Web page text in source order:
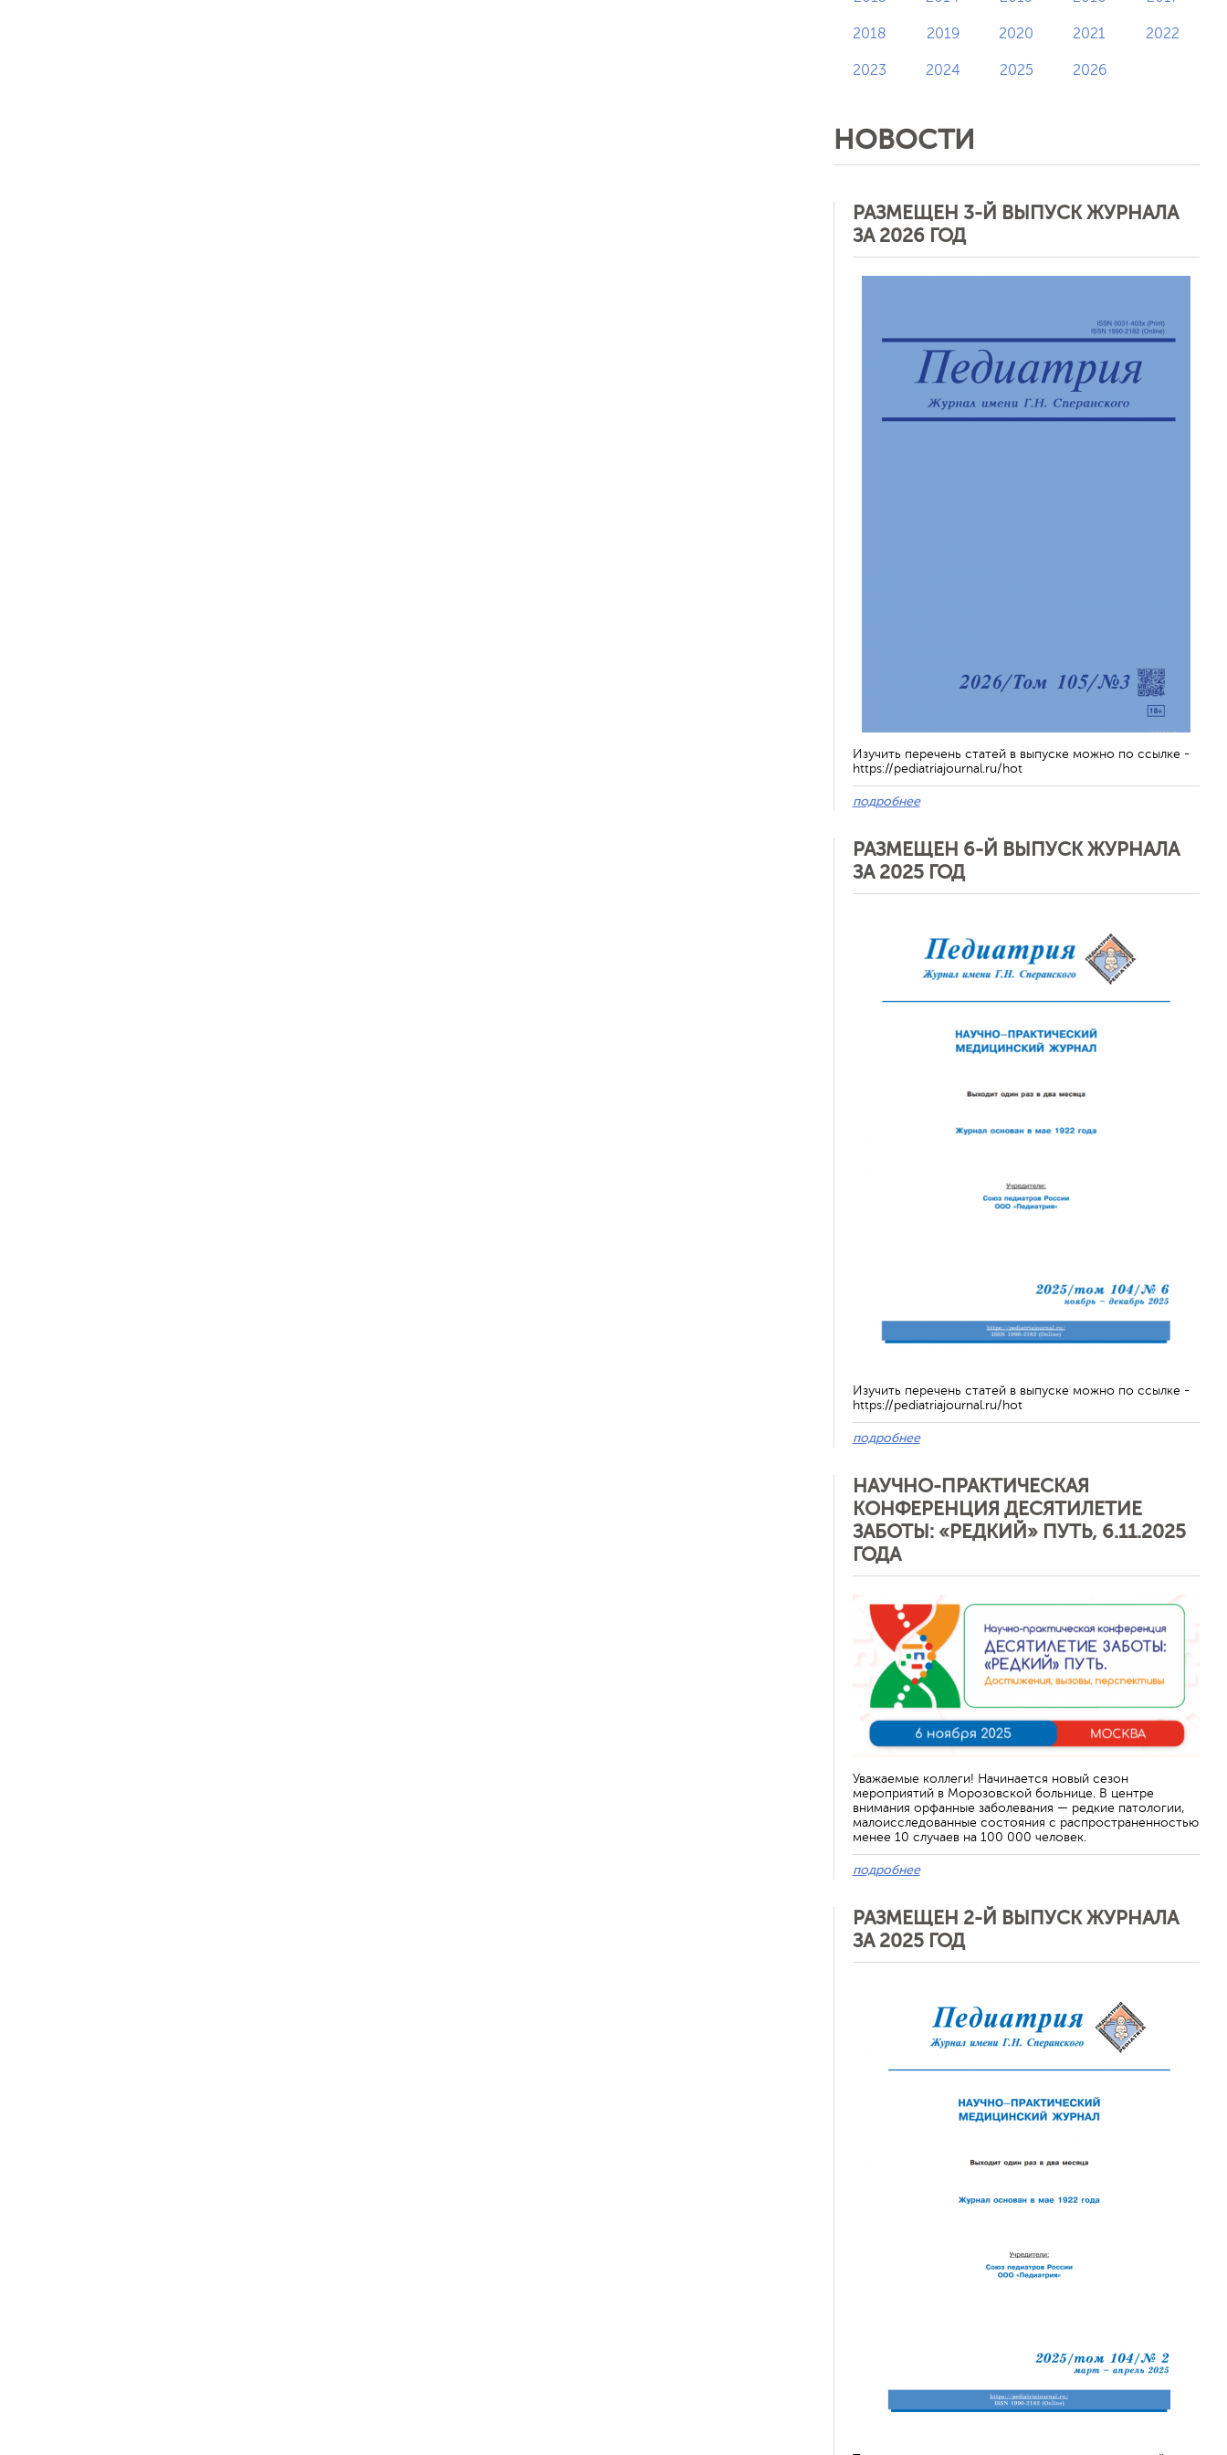
2018 2019 2020 2021 2022
2023 2024 2025 2026
НОВОСТИ
РАЗМЕЩЕН 3-Й ВЫПУСК ЖУРНАЛА
ЗА 2026 ГОД
Изучить перечень статей в выпуске можно по ссылке -
https://pediatriajournal.ru/hot
подробнее
РАЗМЕЩЕН 6-Й ВЫПУСК ЖУРНАЛА
ЗА 2025 ГОД
Изучить перечень статей в выпуске можно по ссылке -
https://pediatriajournal.ru/hot
подробнее
НАУЧНО-ПРАКТИЧЕСКАЯ
КОНФЕРЕНЦИЯ ДЕСЯТИЛЕТИЕ
ЗАБОТЫ: «РЕДКИЙ» ПУТЬ, 6.11.2025
ГОДА
Уважаемые коллеги! Начинается новый сезон
мероприятий в Морозовской больнице. В центре
внимания орфанные заболевания — редкие патологии,
малоисследованные состояния с распространенностью
менее 10 случаев на 100 000 человек.
подробнее
РАЗМЕЩЕН 2-Й ВЫПУСК ЖУРНАЛА
ЗА 2025 ГОД
Отменить